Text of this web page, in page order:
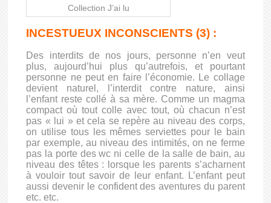
Collection J’ai lu
INCESTUEUX INCONSCIENTS (3) :
Des interdits de nos jours, personne n’en veut
plus, aujourd’hui plus qu’autrefois, et pourtant
personne ne peut en faire l’économie. Le collage
devient naturel, l’interdit contre nature, ainsi
l’enfant reste collé à sa mère. Comme un magma
compact où tout colle avec tout, où chacun n’est
pas « lui » et cela se repère au niveau des corps,
on utilise tous les mêmes serviettes pour le bain
par exemple, au niveau des intimités, on ne ferme
pas la porte des wc ni celle de la salle de bain, au
niveau des têtes : lorsque les parents s’acharnent
à vouloir tout savoir de leur enfant. L’enfant peut
aussi devenir le confident des aventures du parent
etc. etc.